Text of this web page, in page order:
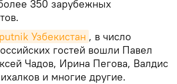
350 зарубежных
Узбекистан , в число
гостей вошли Павел
Чадов, Ирина Пегова, Валдис
и многие другие.